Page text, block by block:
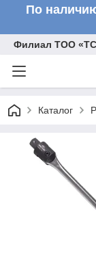
По
Филиал ТОО
Каталог